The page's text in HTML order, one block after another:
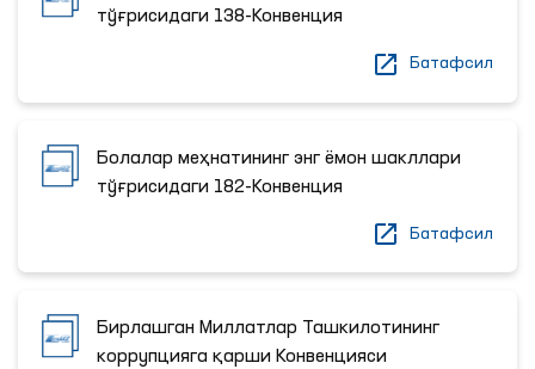
тўғрисидаги 138-Конвенция
Батафсил
Болалар меҳнатининг энг ёмон шакллари
тўғрисидаги 182-Конвенция
Батафсил
Бирлашган Миллатлар Ташкилотининг
коррупцияга қарши Конвенцияси